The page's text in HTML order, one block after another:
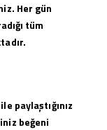
Her gün
tüm
paylaştığınız
beğeni